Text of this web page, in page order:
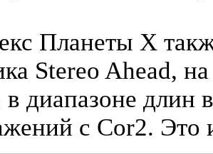
Планеты X
Stereo Ahead,
в диапазоне длин
с Cor2.